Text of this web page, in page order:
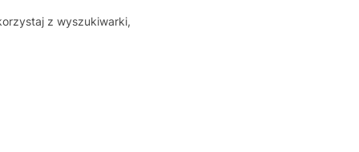
z wyszukiwarki,